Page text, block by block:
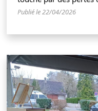
Publié le 22/04/2026